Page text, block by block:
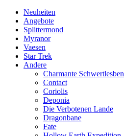
Neuheiten
Angebote
Splittermond
Myranor
Vaesen
Star Trek
Andere
Charmante Schwertlesben
Contact
Coriolis
Deponia
Die Verbotenen Lande
Dragonbane
Fate